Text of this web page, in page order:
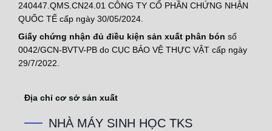
240447.QMS.CN24.01 CÔNG TY CỔ PHẦN CHỨNG NHẬN
QUỐC TẾ cấp ngày 30/05/2024.
Giấy chứng nhận đủ điều kiện sản xuất phân bón số
0042/GCN-BVTV-PB do CỤC BẢO VỆ THỰC VẬT cấp ngày
29/7/2022.
Địa chỉ cơ sở sản xuất
NHÀ MÁY SINH HỌC TKS